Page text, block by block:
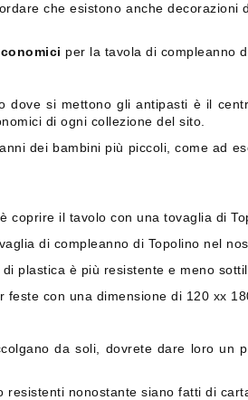
che esistono anche
per la tavola di compleanno
dove si mettono gli antipasti è il
di ogni collezione del sito.
dei bambini più piccoli, come ad
il tavolo con una tovaglia di
di compleanno di Topolino nel
plastica è più resistente e meno
con una dimensione di 120 xx
da soli, dovrete dare loro un
nonostante siano fatti di